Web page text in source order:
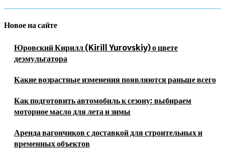
Новое на сайте
Юровский Кирилл (Kirill Yurovskiy) о цвете
деэмульгатора
Какие возрастные изменения появляются раньше всего
Как подготовить автомобиль к сезону: выбираем
моторное масло для лета и зимы
Аренда вагончиков с доставкой для строительных и
временных объектов